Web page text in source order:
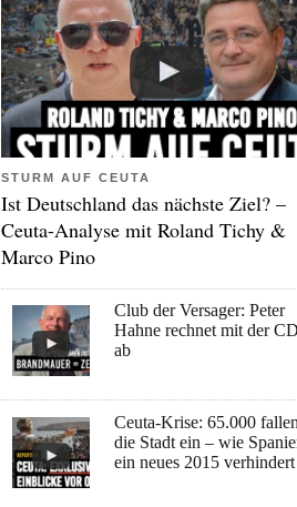
STURM AUF CEUTA
Ist Deutschland das nächste Ziel? –
Ceuta-Analyse mit Roland Tichy &
Marco Pino
Club der Versager: Peter
Hahne rechnet mit der
ab
Ceuta-Krise: 65.000
die Stadt ein – wie
ein neues 2015 verhindert